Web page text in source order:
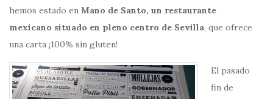
hemos estado en Mano de Santo, un restaurante
mexicano situado en pleno centro de Sevilla, que ofrece
una carta ¡100% sin gluten!
El pasado
fin de